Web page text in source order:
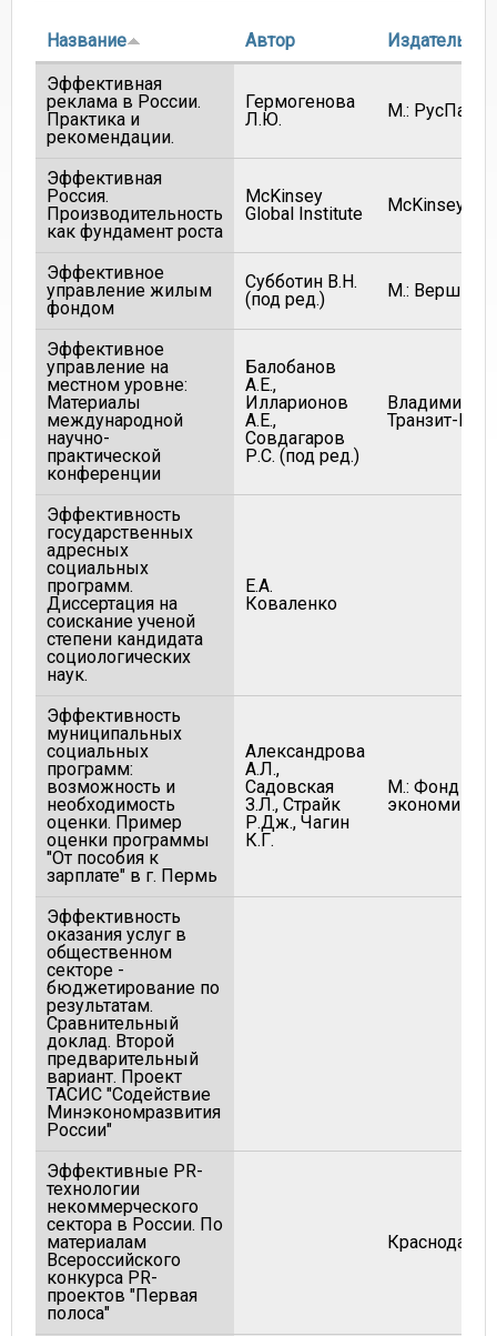
Название Автор Издатель
Эффективная
реклама в России.
Практика и
рекомендации.
Гермогенова
Л.Ю.
М.:
Эффективная
Россия.
Производительность
как фундамент роста
McKinsey
Global Institute
Эффективное
управление жилым
фондом
Субботин В.Н.
(под ред.)
М.: Вершина
Эффективное
управление на
местном уровне:
Материалы
международной
научно-
практической
конференции
Балобанов
А.Е.,
Илларионов
А.Е.,
Совдагаров
Р.С. (под ред.)
Владимир:
Транзит-Икс
Эффективность
государственных
адресных
социальных
программ.
Диссертация на
соискание ученой
степени кандидата
социологических
наук.
Е.А.
Коваленко
Эффективность
муниципальных
социальных
программ:
возможность и
необходимость
оценки. Пример
оценки программы
"От пособия к
зарплате" в г. Пермь
Александрова
А.Л.,
Садовская
З.Л., Страйк
Р.Дж., Чагин
К.Г.
М.: Фонд
экономики
Эффективность
оказания услуг в
общественном
секторе -
бюджетирование по
результатам.
Сравнительный
доклад. Второй
предварительный
вариант. Проект
ТАСИС "Содействие
Минэкономразвития
России"
Эффективные PR-
технологии
некоммерческого
сектора в России. По
материалам
Всероссийского
конкурса PR-
проектов "Первая
полоса"
Краснодар: